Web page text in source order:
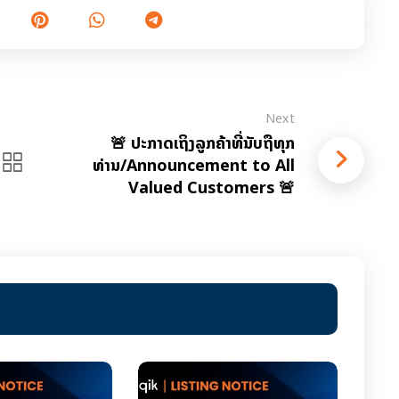
Next
🚨 ປະກາດເຖິງລູກຄ້າທີ່ນັບຖືທຸກ
ທ່ານ/Announcement to All
Valued Customers 🚨